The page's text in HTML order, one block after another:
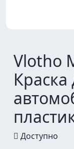
Vlotho
Краска
Доступно